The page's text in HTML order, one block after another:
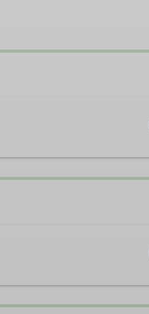
organisieren